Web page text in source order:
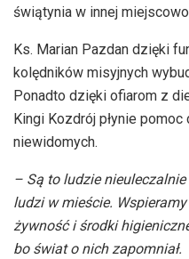
świątynia w innej
Ks. Marian Pazdan dzięki
kolędników misyjnych
Ponadto dzięki ofiarom z
Kingi Kozdrój płynie
niewidomych.
– Są to ludzie
ludzi w mieście.
żywność i środki
bo świat o nich zapomniał.